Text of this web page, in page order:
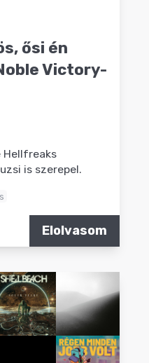
ősi én
Victory-
Hellfreaks
is szerepel.
Elolvasom